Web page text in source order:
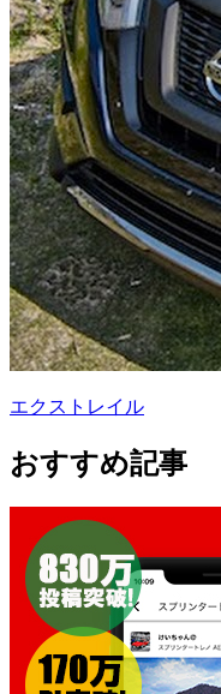
エクストレイル
おすすめ記事